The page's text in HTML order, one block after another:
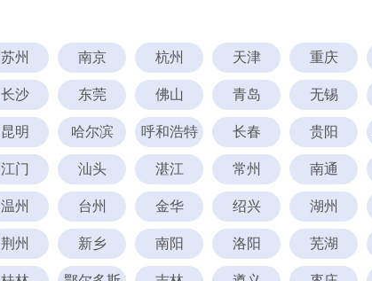
苏州 南京 杭州 天津 重庆
长沙 东莞 佛山 青岛 无锡
昆明 哈尔滨 呼和浩特 长春 贵阳
江门 汕头 湛江 常州 南通
温州 台州 金华 绍兴 湖州
荆州 新乡 南阳 洛阳 芜湖